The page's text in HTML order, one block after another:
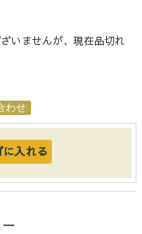
いませんが、現在品切れ